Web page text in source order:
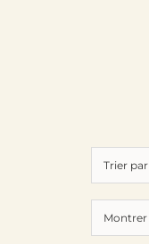
Trier par
Montrer